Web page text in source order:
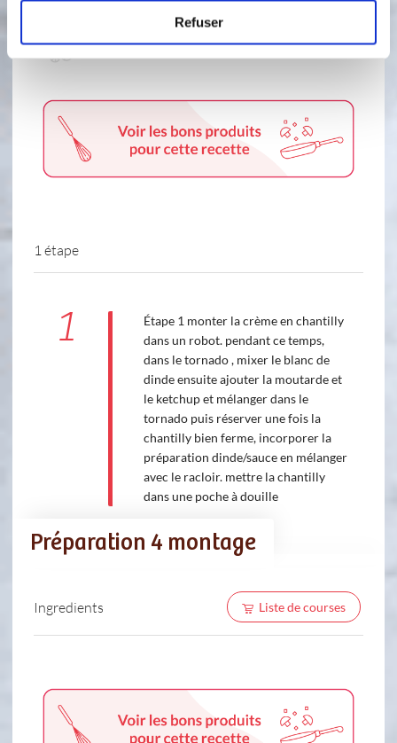
Refuser
2 c.à.sde ketchup
1 étape
1
Étape 1 monter la crème en chantilly
dans un robot. pendant ce temps,
dans le tornado , mixer le blanc de
dinde ensuite ajouter la moutarde et
le ketchup et mélanger dans le
tornado puis réserver une fois la
chantilly bien ferme, incorporer la
préparation dinde/sauce en mélanger
avec le racloir. mettre la chantilly
dans une poche à douille
Préparation 4 montage
Ingredients Liste de courses